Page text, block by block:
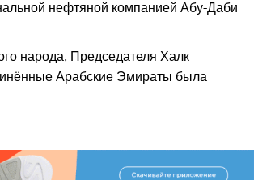
нефтяной компанией Абу-Даби
народа, Председателя Халк
Арабские Эмираты была